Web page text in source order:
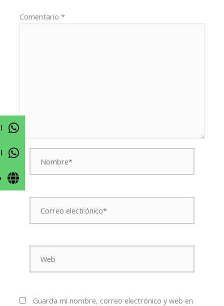
Comentario*
Nombre*
Correo
electrónico*
Web
Guarda mi nombre, correo electrónico y web en